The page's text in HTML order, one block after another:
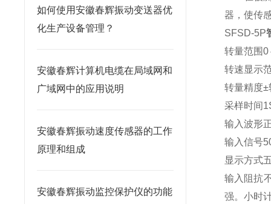
如何使用安徽春辉振动变送器优
化生产设备管理？
安徽春辉计算机电缆在局域网和
广域网中的应用说明
安徽春辉振动速度传感器的工作
原理和组成
安徽春辉振动监控保护仪的功能
器，使传
SFSD-5P
转量范围0
转速显示
转量精度±
采样时间
输入波形
输入信号
显示方式
输入阻抗
强。小时